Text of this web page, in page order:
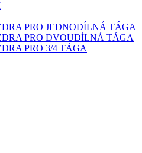
PRO JEDNODÍLNÁ TÁGA
PRO DVOUDÍLNÁ TÁGA
PRO 3/4 TÁGA